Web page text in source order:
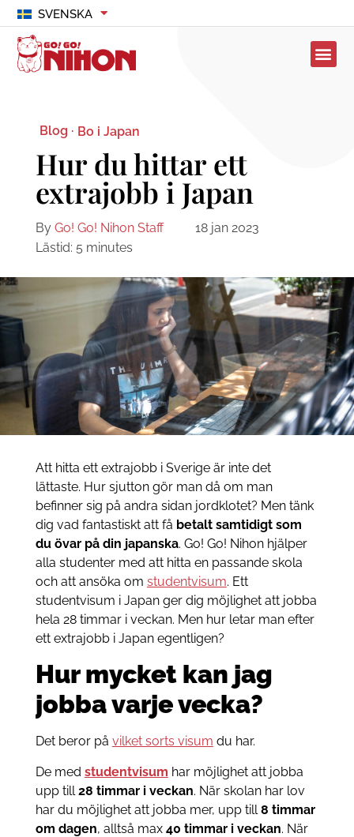
SVENSKA
Blog · Bo i Japan
Hur du hittar ett
extrajobb i Japan
By Go! Go! Nihon Staff
18 jan 2023
Lästid: 5 minutes
Att hitta ett extrajobb i Sverige är inte det
lättaste. Hur sjutton gör man då om man
befinner sig på andra sidan jordklotet? Men tänk
dig vad fantastiskt att få betalt samtidigt som
du övar på din japanska. Go! Go! Nihon hjälper
alla studenter med att hitta en passande skola
och att ansöka om studentvisum. Ett
studentvisum i Japan ger dig möjlighet att jobba
hela 28 timmar i veckan. Men hur letar man efter
ett extrajobb i Japan egentligen?
Hur mycket kan jag
jobba varje vecka?
Det beror på vilket sorts visum du har.
De med studentvisum har möjlighet att jobba
upp till28 timmar i veckan. När skolan har lov
har du möjlighet att jobba mer, upp till8 timmar
om dagen, alltså max 40 timmar i veckan. När